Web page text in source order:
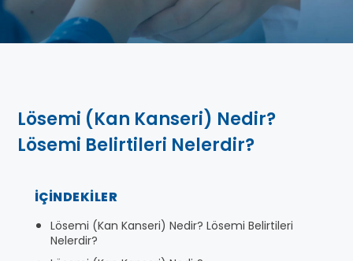
Lösemi (Kan Kanseri) Nedir?
Lösemi Belirtileri Nelerdir?
İÇINDEKILER
Lösemi (Kan Kanseri) Nedir? Lösemi Belirtileri
Nelerdir?